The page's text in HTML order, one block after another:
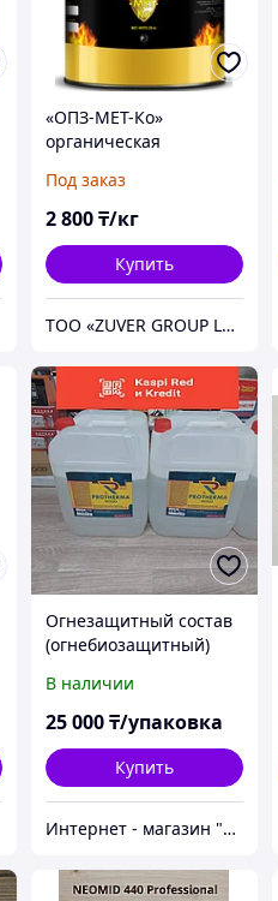
«ОПЗ-МЕТ-Ко»
органическая
огнезащита R90-150
для металла
Под заказ
2 800 ₸/кг
Купить
ТОО «ZUVER GROUP LTD»
Огнезащитный состав
(огнебиозащитный)
10 л (355 кв.м на 3 года)
В наличии
25 000 ₸/упаковка
Купить
Интернет - магазин "Безопасный Дом"